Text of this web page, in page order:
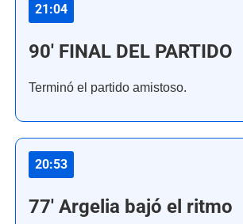
21:04
90' FINAL DEL PARTIDO
Terminó el partido amistoso.
20:53
77' Argelia bajó el ritmo